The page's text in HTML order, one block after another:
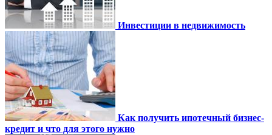
Инвестиции в недвижимость
Как получить ипотечный бизнес-
кредит и что для этого нужно